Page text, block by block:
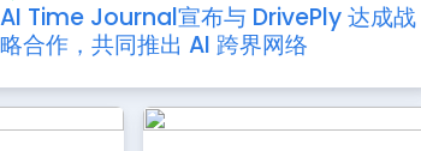
AI Time Journal宣布与 DrivePly 达成战
略合作，共同推出 AI 跨界网络